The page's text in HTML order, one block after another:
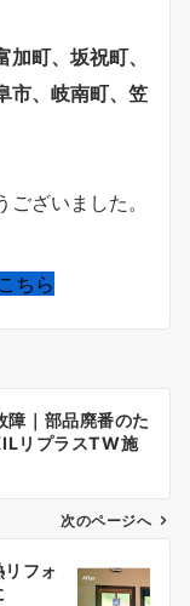
町、坂祝町、
市、岐南町、笠
ざいました。
ちら
障｜部品廃番のた
リプラスTW施
次のページへ
フォ